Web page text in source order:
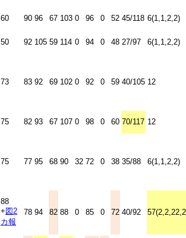
60 90 96 67 103 0 96 0 52 45/118 6(1,1,2,2)
50 92 105 59 114 0 94 0 48 27/97 6(1,1,2,2)
73 83 92 69 102 0 92 0 59 40/105 12
75 82 93 67 107 0 98 0 60 70/117 12
75 77 95 68 90 32 72 0 38 35/88 6(1,1,2,2)
88
+ 図2
カ報
78 94 82 88 0 85 0 72 40/92